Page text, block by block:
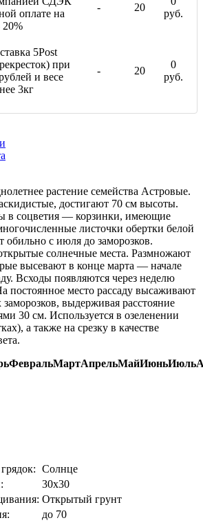
оплате на
20%
- 20
руб.
5Post
при
и весе
3кг
- 20
0
руб.
растение семейства Астровые.
достигают 70 см высоты.
в соцветия — корзинки, имеющие
листочки обертки белой
обильно с июля до заморозков.
солнечные места. Размножают
высевают в конце марта — начале
Всходы появляются через неделю
постоянное место рассаду высаживают
заморозков, выдерживая расстояние
30 см. Используется в озеленении
а также на срезку в качестве
ФевральМартАпрельМайИюньИюль
Солнце
30х30
Открытый грунт
до 70